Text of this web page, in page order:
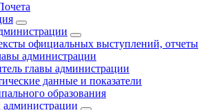
официальных выступлений, отчеты
администрации
главы администрации
данные и показатели
образования